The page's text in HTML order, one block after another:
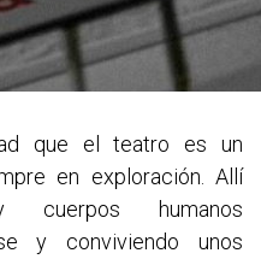
que el teatro es un
en exploración. Allí
cuerpos humanos
y conviviendo unos